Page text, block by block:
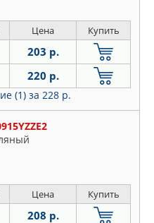
Цена Купить
203 р.
220 р.
(1) за 228 р.
Цена Купить
208 р.